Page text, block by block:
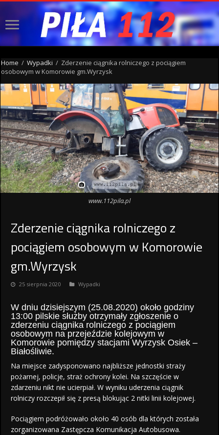
Home / Wypadki / Zderzenie ciągnika rolniczego z pociągiem
osobowym w Komorowie gm.Wyrzysk
www.112pila.pl
Zderzenie ciągnika rolniczego z
pociągiem osobowym w Komorowie
gm.Wyrzysk
25 sierpnia 2020 Wypadki
W dniu dzisiejszym (25.08.2020) około godziny
13:00 pilskie służby otrzymały zgłoszenie o
zderzeniu ciągnika rolniczego z pociągiem
osobowym na przejeździe kolejowym w
Komorowie pomiędzy stacjami Wyrzysk Osiek –
Białośliwie.
Na miejsce zadysponowano najbliższe jednostki straży
pożarnej, policje, straż ochrony kolei. Na szczęście w
zdarzeniu nikt nie ucierpiał. W wyniku uderzenia ciągnik
rolniczy rozczepił się z presą blokując 2 nitki linii kolejowej.
Pociągiem podróżowało około 40 osób dla których została
zorganizowana Zastępcza Komunikacja Autobusowa.